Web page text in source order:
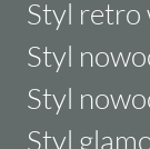
Styl retro
Styl
Styl
Styl